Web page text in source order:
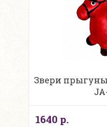
Звери
1640 р.